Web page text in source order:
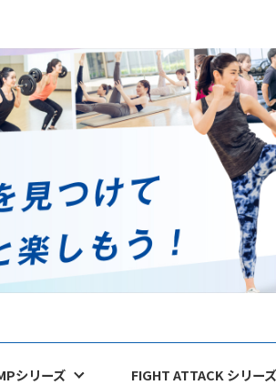
シリーズ
FIGHT ATTACK シリーズ